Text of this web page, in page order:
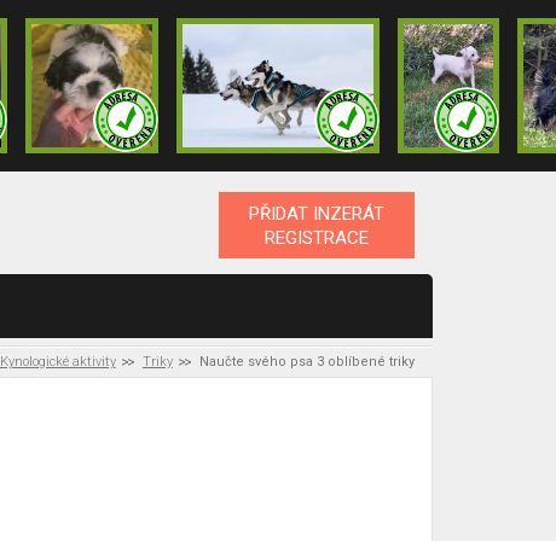
PŘIDAT INZERÁT
REGISTRACE
Kynologické aktivity Triky Naučte svého psa 3 oblíbené triky